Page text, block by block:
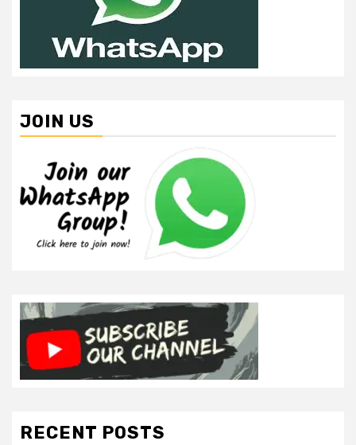
JOIN US
RECENT POSTS